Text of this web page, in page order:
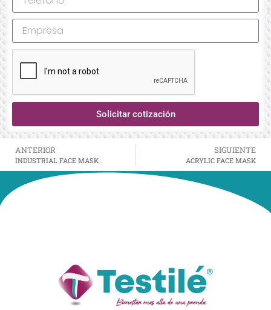
Solicitar cotización
ANTERIOR
INDUSTRIAL FACE MASK
SIGUIENTE
ACRYLIC FACE MASK